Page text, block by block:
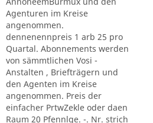
Agenturen im Kreise
angenommen.
dennenennpreis 1 arb 25 pro
Quartal. Abonnements werden
von sämmtlichen Vosi -
Anstalten , Briefträgern und
den Agenten im Kreise
angenommen. Preis der
einfacher PrtwZekle oder daen
Raum 20 Pfennlge. -. Nr. strich